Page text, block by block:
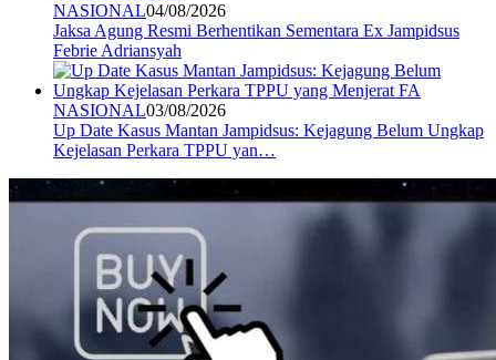
NASIONAL04/08/2026
Jaksa Agung Resmi Berhentikan Sementara Ex Jampidsus
Febrie Adriansyah
NASIONAL03/08/2026
Up Date Kasus Mantan Jampidsus: Kejagung Belum Ungkap
Kejelasan Perkara TPPU yan…